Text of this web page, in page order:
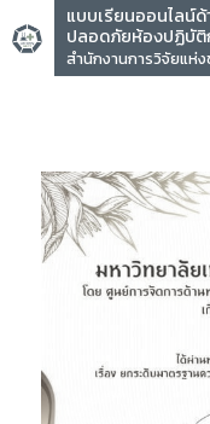
แบบเรียนออนไลน์ด้
ปลอดภัยห้องปฏิบัติ
สำนักงานการวิจัยแห่